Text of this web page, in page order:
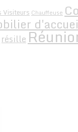
Visiteurs Chauffeuse
résille